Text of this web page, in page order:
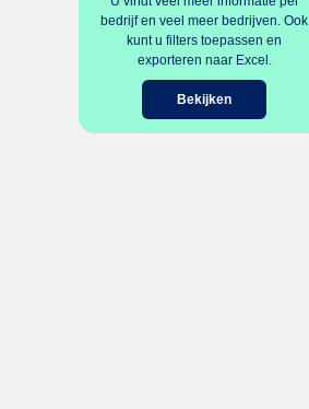
bedrijf en veel meer bedrijven. Ook
kunt u filters toepassen en
exporteren naar Excel.
Bekijken